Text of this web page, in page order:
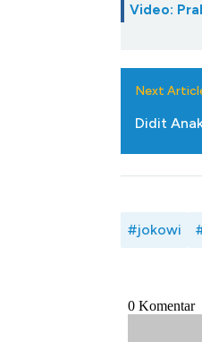
Video:
Next
Didit
#jokowi